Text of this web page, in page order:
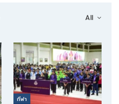
All
กีฬา